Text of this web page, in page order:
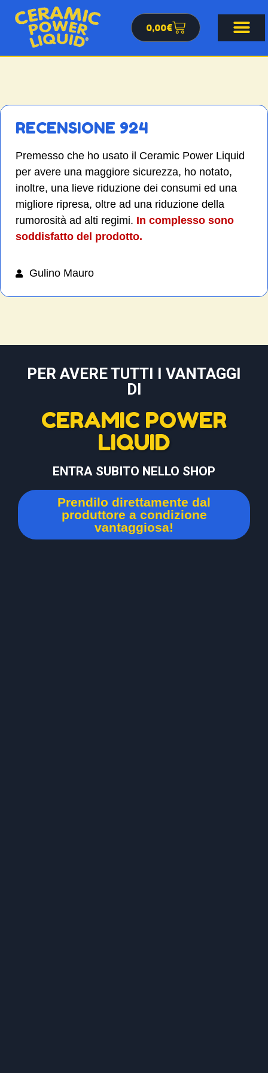
0,00€
RECENSIONE 924
Premesso che ho usato il Ceramic Power Liquid
per avere una maggiore sicurezza, ho notato,
inoltre, una lieve riduzione dei consumi ed una
migliore ripresa, oltre ad una riduzione della
rumorosità ad alti regimi. In complesso sono
soddisfatto del prodotto.
Gulino Mauro
PER AVERE TUTTI I VANTAGGI
DI
CERAMIC POWER
LIQUID
ENTRA SUBITO NELLO SHOP
Prendilo direttamente dal
produttore a condizione
vantaggiosa!